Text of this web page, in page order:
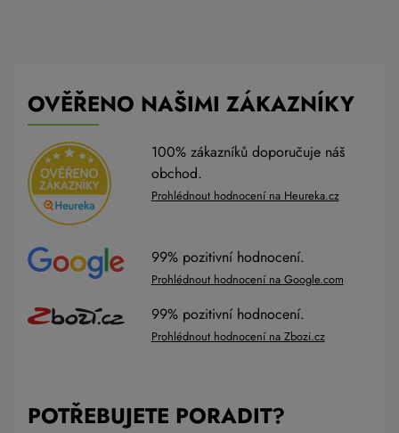
OVĚŘENO NAŠIMI ZÁKAZNÍKY
100% zákazníků doporučuje náš
obchod.
Prohlédnout hodnocení na Heureka.cz
99% pozitivní hodnocení.
Prohlédnout hodnocení na Google.com
99% pozitivní hodnocení.
Prohlédnout hodnocení na Zbozi.cz
POTŘEBUJETE PORADIT?